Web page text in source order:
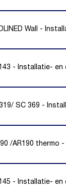
Wall -
- Installatie-
SC 369 -
/AR190 thermo
- Installatie-